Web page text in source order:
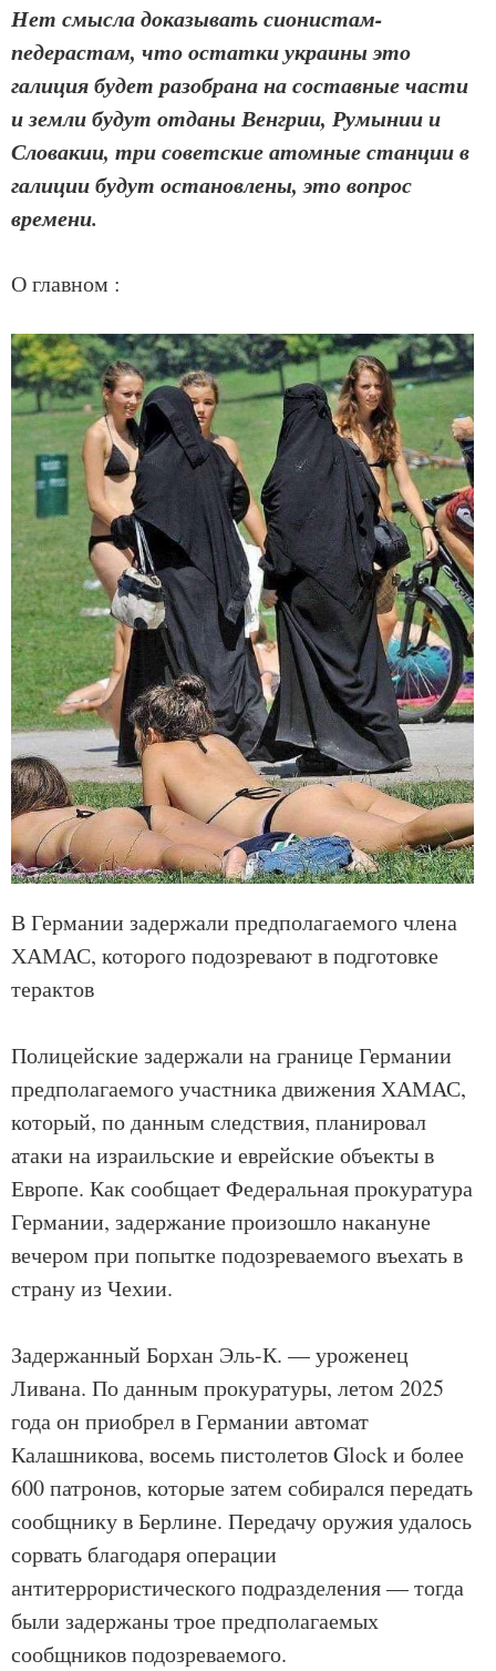
Нет смысла доказывать сионистам-
педерастам, что остатки украины это
галиция будет разобрана на составные части
и земли будут отданы Венгрии, Румынии и
Словакии, три советские атомные станции в
галиции будут остановлены, это вопрос
времени.
О главном :
В Германии задержали предполагаемого члена
ХАМАС, которого подозревают в подготовке
терактов
Полицейские задержали на границе Германии
предполагаемого участника движения ХАМАС,
который, по данным следствия, планировал
атаки на израильские и еврейские объекты в
Европе. Как сообщает Федеральная прокуратура
Германии, задержание произошло накануне
вечером при попытке подозреваемого въехать в
страну из Чехии.
Задержанный Борхан Эль-К. — уроженец
Ливана. По данным прокуратуры, летом 2025
года он приобрел в Германии автомат
Калашникова, восемь пистолетов Glock и более
600 патронов, которые затем собирался передать
сообщнику в Берлине. Передачу оружия удалось
сорвать благодаря операции
антитеррористического подразделения — тогда
были задержаны трое предполагаемых
сообщников подозреваемого.